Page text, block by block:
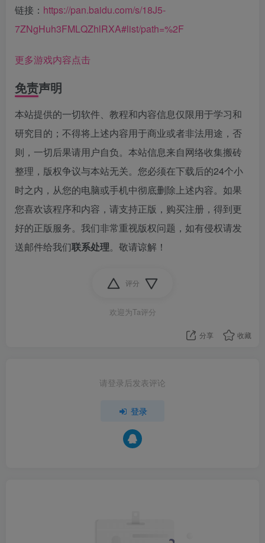
链接： https://pan.baidu.com/s/18J5-
7ZNgHuh3FMLQZhlRXA#list/path=%2F
更多游戏内容点击
免责声明
本站提供的一切软件、教程和内容信息仅限用于学习和
研究目的；不得将上述内容用于商业或者非法用途，否
则，一切后果请用户自负。本站信息来自网络收集搬砖
整理，版权争议与本站无关。您必须在下载后的24个小
时之内，从您的电脑或手机中彻底删除上述内容。如果
您喜欢该程序和内容，请支持正版，购买注册，得到更
好的正版服务。我们非常重视版权问题，如有侵权请发
送邮件给我们联系处理。敬请谅解！
评分
欢迎为Ta评分
分享 收藏
请登录后发表评论
登录